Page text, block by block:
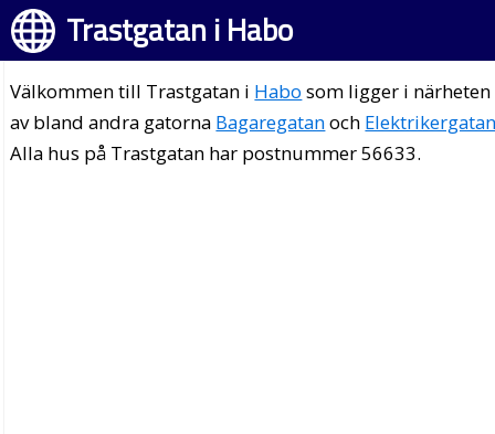
Trastgatan i Habo
Välkommen till Trastgatan i Habo som ligger i närheten
av bland andra gatorna Bagaregatanoch
Alla hus på Trastgatan har postnummer 56633.